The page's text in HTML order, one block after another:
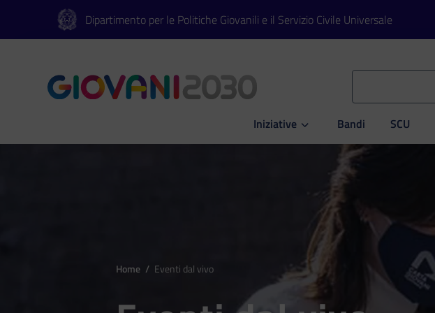
Vai al contenuto principale
Vai al footer Dipartimento per le Politiche Giovanili e il Servizio Civile Universale
Iniziative
Apri Iniziative Bandi SCU
Home / Eventi dal vivo